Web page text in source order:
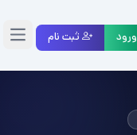
ورود ثبت نام منو